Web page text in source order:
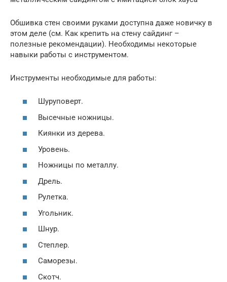
Обшивка стен своими руками доступна даже новичку в
этом деле (см. Как крепить на стену сайдинг –
полезные рекомендации). Необходимы некоторые
навыки работы с инструментом.
Инструменты необходимые для работы:
Шуруповерт.
Высечные ножницы.
Киянки из дерева.
Уровень.
Ножницы по металлу.
Дрель.
Рулетка.
Угольник.
Шнур.
Степлер.
Саморезы.
Скотч.